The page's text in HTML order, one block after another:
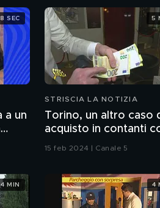
a un
8 SEC
STRISCIA LA NOTIZIA
Torino, un altro caso
acquisto in contanti
lo "strappo"
15 feb 2024 | Canale 5
5
4 MIN 4